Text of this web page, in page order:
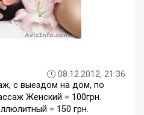
08.12.2012, 21:36
с выездом на дом, по
Женский = 100грн.
= 150 грн.